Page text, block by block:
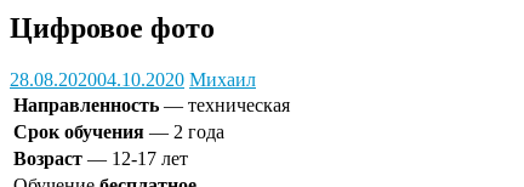
Цифровое фото
28.08.202004.10.2020 Михаил
Направленность — техническая
Срок обучения — 2 года
Возраст — 12-17 лет